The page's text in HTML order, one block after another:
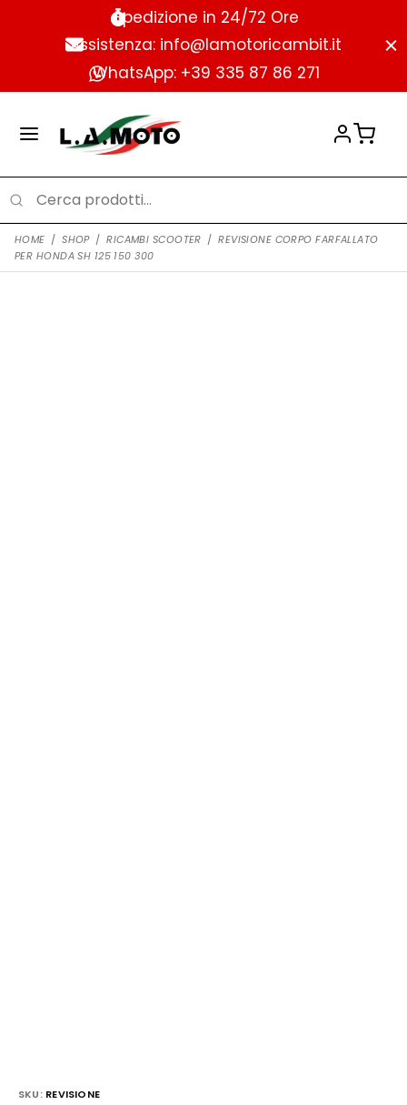
Spedizione in 24/72 Ore
Assistenza: info@lamotoricambit.it
WhatsApp: +39 335 87 86 271
HOME / SHOP / RICAMBI SCOOTER / REVISIONE CORPO FARFALLATO
PER HONDA SH 125 150 300
SKU: REVISIONE